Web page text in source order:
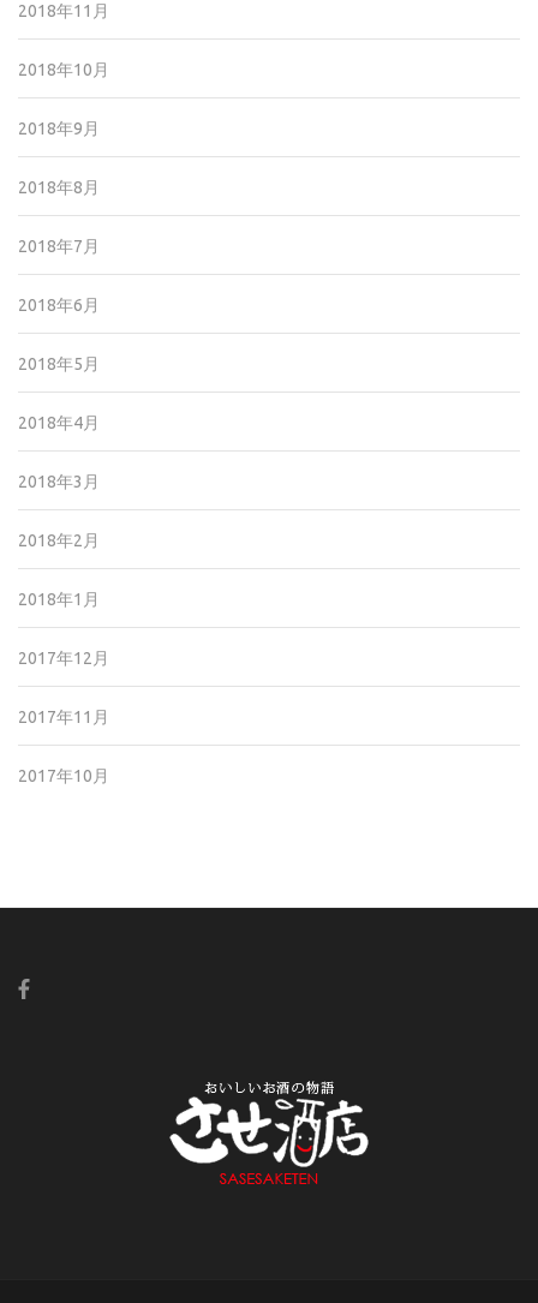
2018年11月
2018年10月
2018年9月
2018年8月
2018年7月
2018年6月
2018年5月
2018年4月
2018年3月
2018年2月
2018年1月
2017年12月
2017年11月
2017年10月